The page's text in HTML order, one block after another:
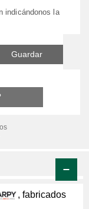
indicándonos la
Guardar
, fabricados